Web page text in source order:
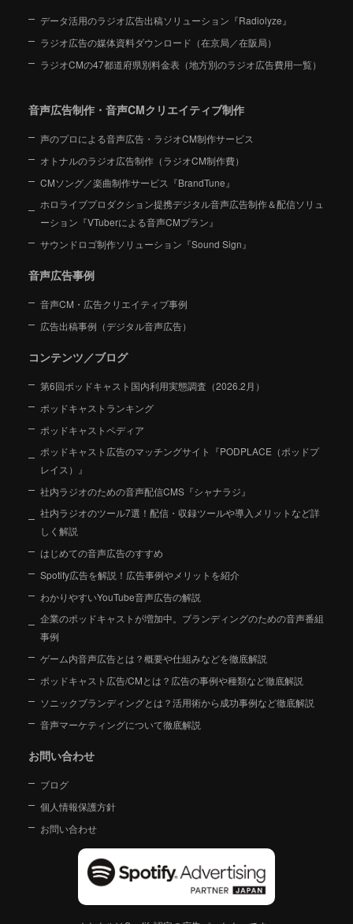
データ活用のラジオ広告出稿ソリューション『Radiolyze』
ラジオ広告の媒体資料ダウンロード（在京局／在阪局）
ラジオCMの47都道府県別料金表（地方別のラジオ広告費用一覧）
音声広告制作・音声CMクリエイティブ制作
声のプロによる音声広告・ラジオCM制作サービス
オトナルのラジオ広告制作（ラジオCM制作費）
CMソング／楽曲制作サービス『BrandTune』
ホロライブプロダクション提携デジタル音声広告制作＆配信ソリュ
ーション 『VTuberによる音声CMプラン』
サウンドロゴ制作ソリューション『Sound Sign』
音声広告事例
音声CM・広告クリエイティブ事例
広告出稿事例（デジタル音声広告）
コンテンツ／ブログ
第6回ポッドキャスト国内利用実態調査（2026.2月）
ポッドキャストランキング
ポッドキャストペディア
ポッドキャスト広告のマッチングサイト『PODPLACE（ポッドプ
レイス）』
社内ラジオのための音声配信CMS『シャナラジ』
社内ラジオのツール7選！配信・収録ツールや導入メリットなど詳
しく解説
はじめての音声広告のすすめ
Spotify広告を解説！広告事例やメリットを紹介
わかりやすいYouTube音声広告の解説
企業のポッドキャストが増加中。ブランディングのための音声番組
事例
ゲーム内音声広告とは？概要や仕組みなどを徹底解説
ポッドキャスト広告/CMとは？広告の事例や種類など徹底解説
ソニックブランディングとは？活用術から成功事例など徹底解説
音声マーケティングについて徹底解説
お問い合わせ
ブログ
個人情報保護方針
お問い合わせ